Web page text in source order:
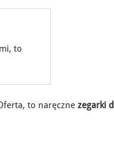
to
to naręczne zegarki